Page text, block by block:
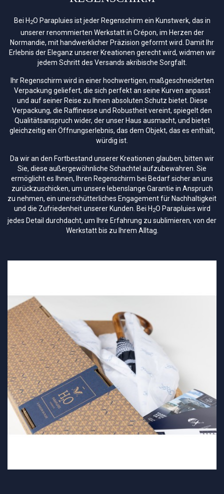
Bei H2O Parapluies ist jeder Regenschirm ein Kunstwerk, das in
unserer renommierten Werkstatt in Crépon, im Herzen der
Normandie, mit handwerklicher Präzision geformt wird. Damit Ihr
Erlebnis der Eleganz unserer Kreationen gerecht wird, widmen wir
jedem Schritt des Versands akribische Sorgfalt.
Ihr Regenschirm wird in einer hochwertigen, maßgeschneiderten
Verpackung geliefert, die sich perfekt an seine Kurven anpasst
und auf seiner Reise zu Ihnen absoluten Schutz bietet. Diese
Verpackung, die Raffinesse und Robustheit vereint, spiegelt den
Qualitätsanspruch wider, der unser Haus ausmacht, und bietet
gleichzeitig ein Öffnungserlebnis, das dem Objekt, das es enthält,
würdig ist.
Da wir an den Fortbestand unserer Kreationen glauben, bitten wir
Sie, diese außergewöhnliche Schachtel aufzubewahren. Sie
ermöglicht es Ihnen, Ihren Regenschirm bei Bedarf sicher an uns
zurückzuschicken, um unsere lebenslange Garantie in Anspruch
zu nehmen, ein unerschütterliches Engagement für Nachhaltigkeit
und die Zufriedenheit unserer Kunden. Bei H2O Parapluies wird
jedes Detail durchdacht, um Ihre Erfahrung zu sublimieren, von der
Werkstatt bis zu Ihrem Alltag.